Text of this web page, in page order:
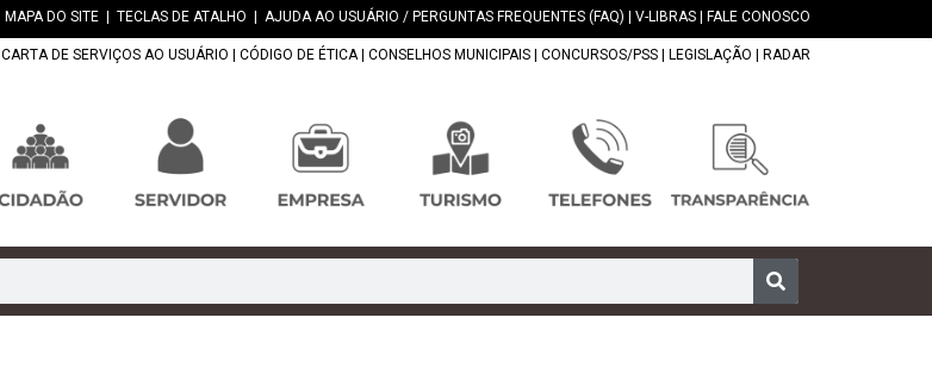
MAPA DO SITE TECLAS DE ATALHO AJUDA AO USUÁRIO / PERGUNTAS FREQUENTES (FAQ) V-LIBRAS FALE CONOSCO
CARTA DE SERVIÇOS AO USUÁRIO CÓDIGO DE ÉTICA| CONSELHOS MUNICIPAIS CONCURSOS/PSS LEGISLAÇÃO RADAR